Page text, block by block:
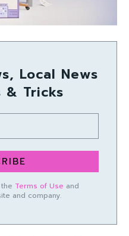
Local News
& Tricks
Terms of Use and
and company.